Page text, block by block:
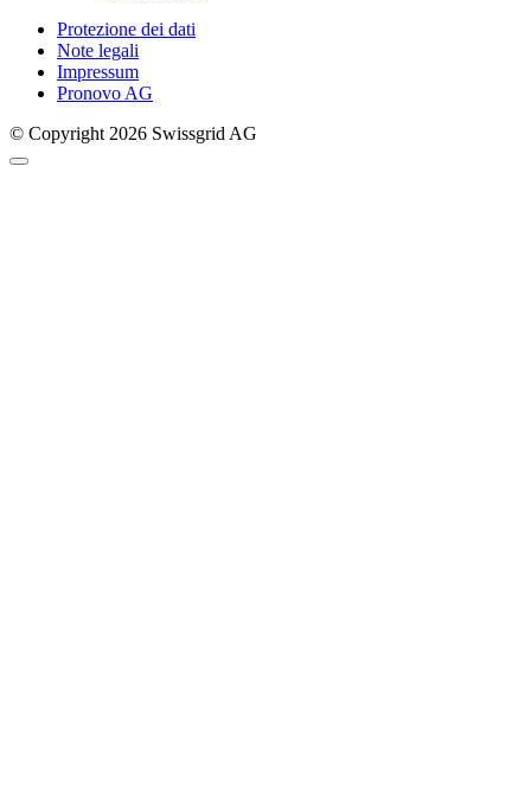
Protezione dei dati
Note legali
Impressum
Pronovo AG
© Copyright 2026 Swissgrid AG